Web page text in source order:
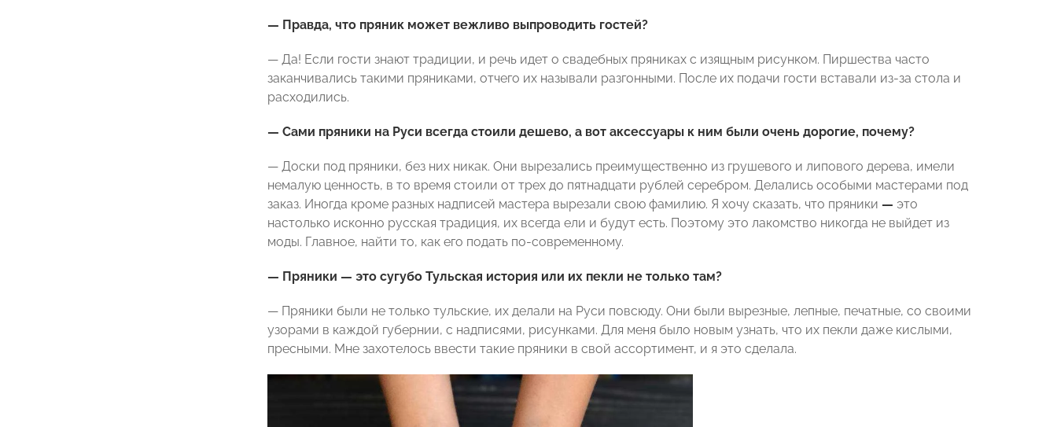
— Правда, что пряник может вежливо выпроводить гостей?
— Да! Если гости знают традиции, и речь идет о свадебных пряниках с изящным рисунком. Пиршества часто
заканчивались такими пряниками, отчего их называли разгонными. После их подачи гости вставали из-за стола и
расходились.
— Сами пряники на Руси всегда стоили дешево, а вот аксессуары к ним были очень дорогие, почему?
— Доски под пряники, без них никак. Они вырезались преимущественно из грушевого и липового дерева, имели
немалую ценность, в то время стоили от трех до пятнадцати рублей серебром. Делались особыми мастерами под
заказ. Иногда кроме разных надписей мастера вырезали свою фамилию. Я хочу сказать, что пряники — это
настолько исконно русская традиция, их всегда ели и будут есть. Поэтому это лакомство никогда не выйдет из
моды. Главное, найти то, как его подать по-современному.
— Пряники — это сугубо Тульская история или их пекли не только там?
— Пряники были не только тульские, их делали на Руси повсюду. Они были вырезные, лепные, печатные, со своими
узорами в каждой губернии, с надписями, рисунками. Для меня было новым узнать, что их пекли даже кислыми,
пресными. Мне захотелось ввести такие пряники в свой ассортимент, и я это сделала.